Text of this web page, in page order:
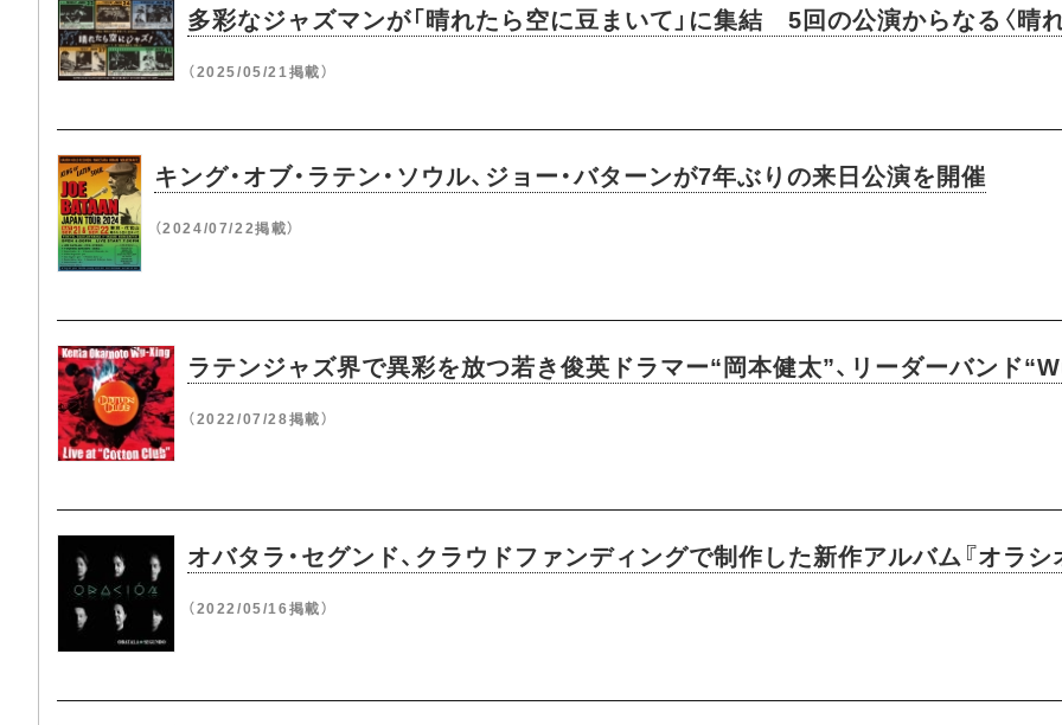
多彩なジャズマンが「晴れたら空に豆まいて」に集結 5回の公演からなる〈晴
（2025/05/21掲載）
キング・オブ・ラテン・ソウル、ジョー・バターンが7年ぶりの来日公演を開催
（2024/07/22掲載）
ラテンジャズ界で異彩を放つ若き俊英ドラマー“岡本健太”、リーダーバンド
（2022/07/28掲載）
オバタラ・セグンド、クラウドファンディングで制作した新作アルバム『オラシ
（2022/05/16掲載）